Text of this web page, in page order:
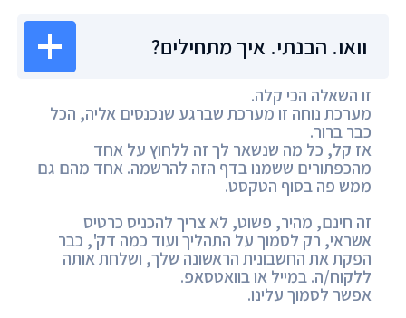
וואו. הבנתי. איך מתחילים?
זו השאלה הכי קלה.
מערכת נוחה זו מערכת שברגע שנכנסים אליה, הכל
כבר ברור.
אז קל, כל מה שנשאר לך זה ללחוץ על אחד
מהכפתורים ששמנו בדף הזה להרשמה. אחד מהם גם
ממש פה בסוף הטקסט.
זה חינם, מהיר, פשוט, לא צריך להכניס כרטיס
אשראי, רק לסמוך על התהליך ועוד כמה דק', כבר
הפקת את החשבונית הראשונה שלך, ושלחת אותה
ללקוח/ה. במייל או בוואטסאפ.
אפשר לסמוך עלינו.